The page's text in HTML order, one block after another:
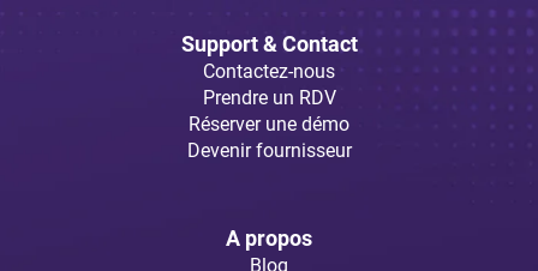
Support & Contact
Contactez-nous
Prendre un RDV
Réserver une démo
Devenir fournisseur
A propos
Blog